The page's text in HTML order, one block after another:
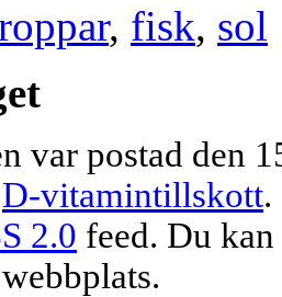
, fisk, sol
var postad den
D-vitamintillskott.
2.0 feed. Du kan